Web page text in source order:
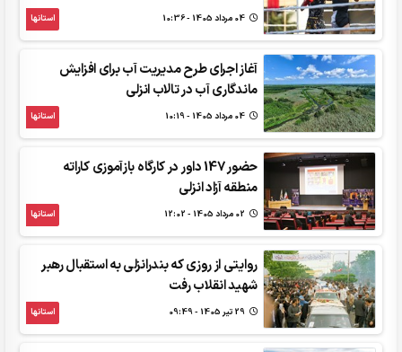
استانها
آغاز اجرای طرح مدیریت آب برای افزایش
ماندگاری آب در تالاب انزلی
استانها
حضور 147 داور در کارگاه بازآموزی کاراته
منطقه آزاد انزلی
استانها
روایتی از روزی که بندرانزلی به استقبال رهبر
شهید انقلاب رفت
استانها